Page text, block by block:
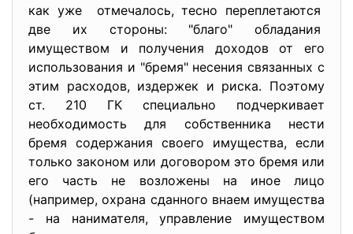
как уже отмечалось, тесно переплетаются
две их стороны: "благо" обладания
имуществом и получения доходов от его
использования и "бремя" несения связанных с
этим расходов, издержек и риска. Поэтому
ст. 210 ГК специально подчеркивает
необходимость для собственника нести
бремя содержания своего имущества, если
только законом или договором это бремя или
его часть не возложены на иное лицо
(например, охрана сданного внаем имущества
- на нанимателя, управление имуществом